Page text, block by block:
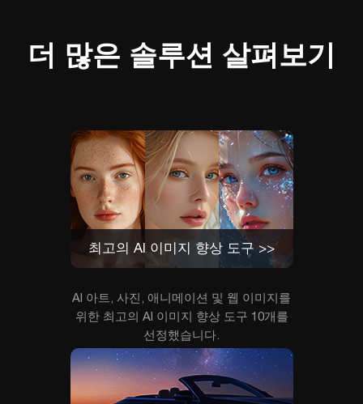
더 많은 솔루션 살펴보기
최고의 AI 이미지 향상 도구 >>
AI 아트, 사진, 애니메이션 및 웹 이미지를
위한 최고의 AI 이미지 향상 도구 10개를
선정했습니다.